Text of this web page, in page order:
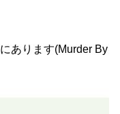
あります(Murder By